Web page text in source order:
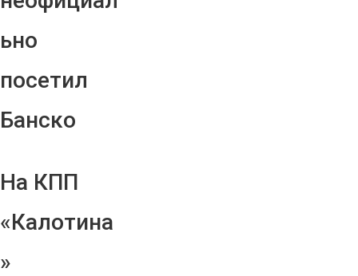
ьно
посетил
Банско
На КПП
«Калотина
»